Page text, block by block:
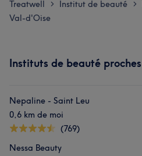
Treatwell > Institut de beauté >
Val-d'Oise
Instituts de beauté proches
Nepaline - Saint Leu
0,6 km de moi
(769)
Nessa Beauty